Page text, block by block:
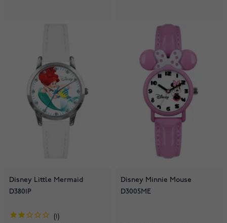
Disney Little Mermaid
D3801P
Disney Minnie Mouse
D3005ME